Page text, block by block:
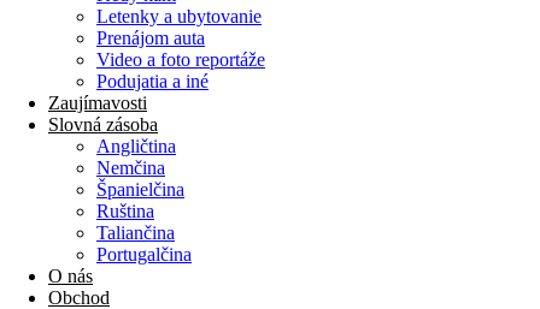
Letenky a ubytovanie
Prenájom auta
Video a foto reportáže
Podujatia a iné
Zaujímavosti
Slovná zásoba
Angličtina
Nemčina
Španielčina
Ruština
Taliančina
Portugalčina
O nás
Obchod